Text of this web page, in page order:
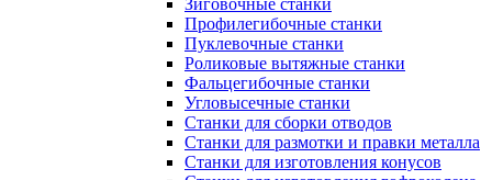
Зиговочные станки
Профилегибочные станки
Пуклевочные станки
Роликовые вытяжные станки
Фальцегибочные станки
Угловысечные станки
Станки для сборки отводов
Станки для размотки и правки металла
Станки для изготовления конусов